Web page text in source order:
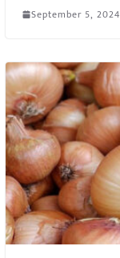
September 5, 2024